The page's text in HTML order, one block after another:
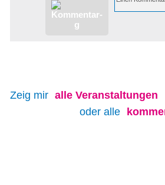
Zeig mir alle Veranstaltungen
oder alle